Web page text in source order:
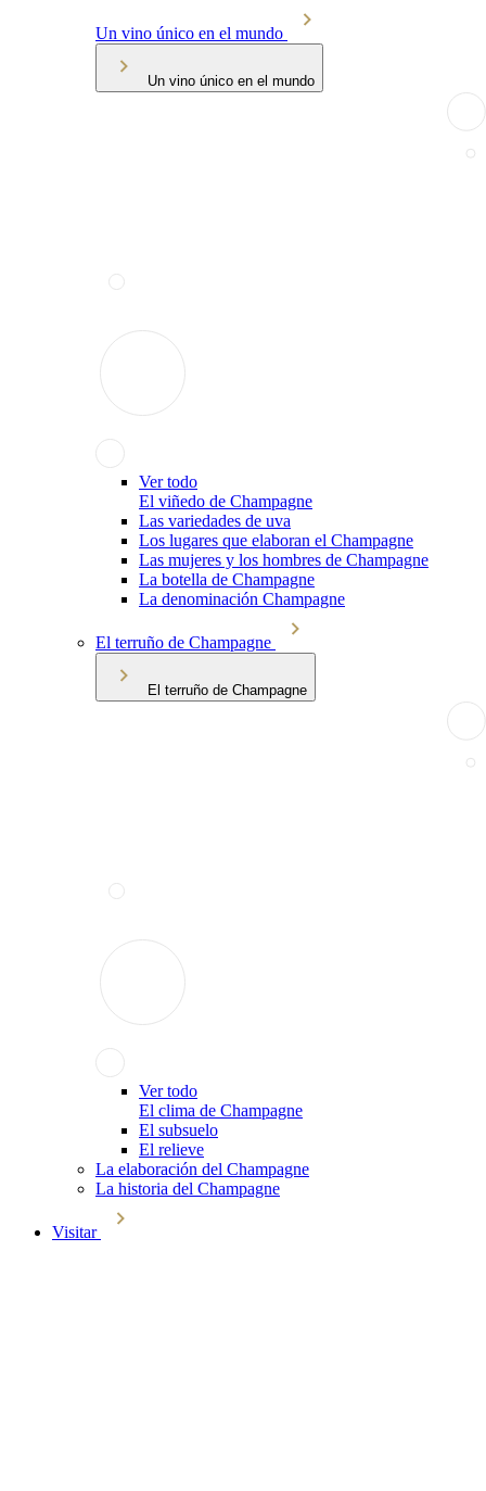
Un vino único en el mundo
Un vino único en el mundo
Ver todo
El viñedo de Champagne
Las variedades de uva
Los lugares que elaboran el Champagne
Las mujeres y los hombres de Champagne
La botella de Champagne
La denominación Champagne
El terruño de Champagne
El terruño de Champagne
Ver todo
El clima de Champagne
El subsuelo
El relieve
La elaboración del Champagne
La historia del Champagne
Visitar